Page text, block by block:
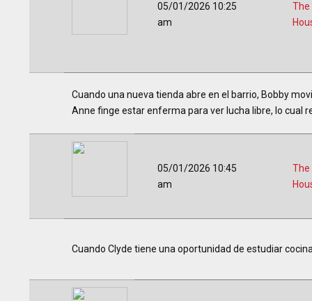
05/01/2026 10:25
am
The
Cuando una nueva tienda abre en el barrio, Bobby
Anne finge estar enferma para ver lucha libre, lo cual
05/01/2026 10:45
am
The
Cuando Clyde tiene una oportunidad de estudiar